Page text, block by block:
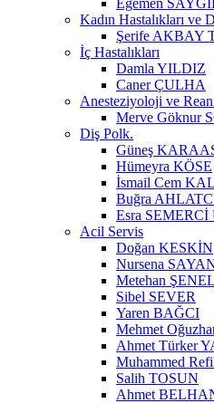
Kadın Hastalıkları ve
Şerife AKBAY
İç Hastalıkları
Damla YILDIZ
Caner ÇULHA
Anesteziyoloji ve
Merve Göknur
Diş Polk.
Güneş
Hümeyra KÖSE
İsmail Cem
Buğra
Esra SEMERCİ
Acil Servis
Doğan KESKİN
Nursena
Metehan ŞENEL
Sibel SEVER
Yaren BAĞCI
Mehmet
Ahmet Türker
Muhammed
Salih TOSUN
Ahmet